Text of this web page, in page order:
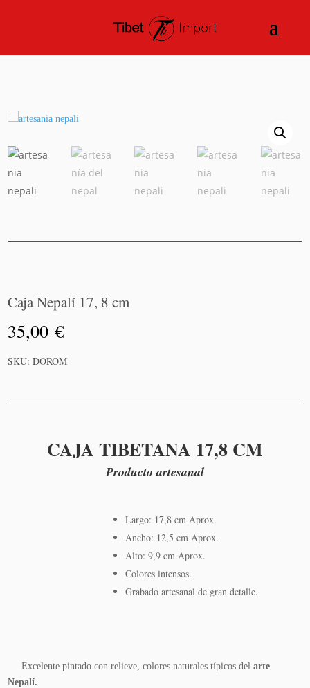
Caja Nepalí 17, 8 cm
35,00€
SKU:DOROM
CAJA TIBETANA 17,8 CM
Producto artesanal
Largo: 17,8 cm Aprox.
Ancho: 12,5 cm Aprox.
Alto: 9,9 cm Aprox.
Colores intensos.
Grabado artesanal de gran detalle.
Excelente pintado con relieve, colores naturales típicos delarte
Nepalí.
carrito